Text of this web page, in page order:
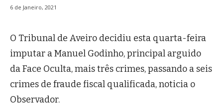
6 de Janeiro, 2021
O Tribunal de Aveiro decidiu esta quarta-feira
imputar a Manuel Godinho, principal arguido
da Face Oculta, mais três crimes, passando a seis
crimes de fraude fiscal qualificada, noticia o
Observador.